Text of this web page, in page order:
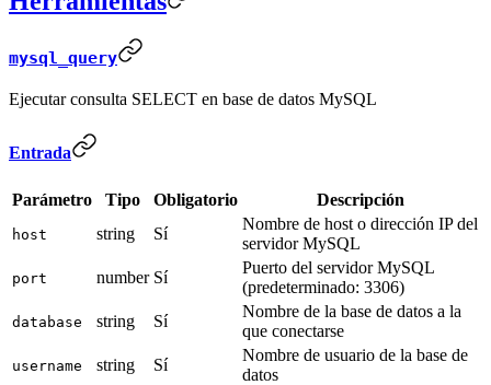
mysql_query
Ejecutar consulta SELECT en base de datos MySQL
Entrada
Parámetro Tipo Obligatorio Descripción
host string Sí
Nombre de host o dirección IP del
servidor MySQL
port number Sí
Puerto del servidor MySQL
(predeterminado: 3306)
database string Sí
Nombre de la base de datos a la
que conectarse
username string Sí
Nombre de usuario de la base de
datos